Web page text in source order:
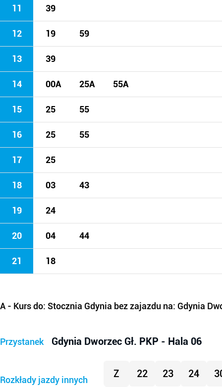
11 39
12 19 59
13 39
14 00A 25A 55A
15 25 55
16 25 55
17 25
18 03 43
19 24
20 04 44
21 18
A - Kurs do: Stocznia Gdynia bez zajazdu na: Gdynia
Przystanek Gdynia Dworzec Gł. PKP - Hala 06
Rozkłady jazdy innych
Z 22 23 24